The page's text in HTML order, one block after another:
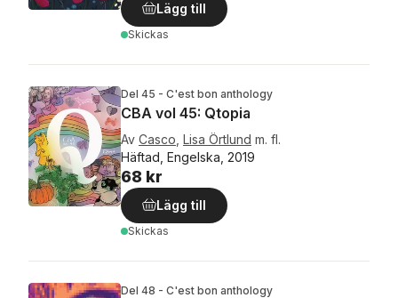
Lägg till
Skickas
Del 45 - C'est bon anthology
CBA vol 45: Qtopia
Av Casco Lisa Örtlund m. fl.
Häftad, Engelska, 2019
68 kr
Lägg till
Skickas
Del 48 - C'est bon anthology